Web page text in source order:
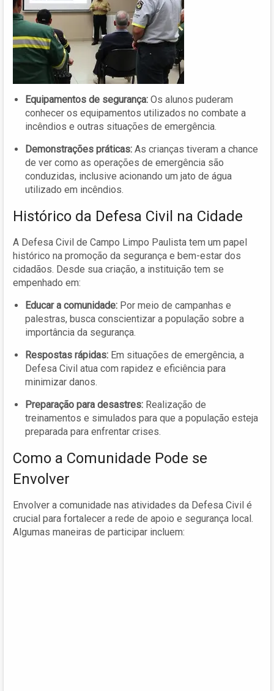
Equipamentos de segurança: Os alunos puderam
conhecer os equipamentos utilizados no combate a
incêndios e outras situações de emergência.
Demonstrações práticas: As crianças tiveram a chance
de ver como as operações de emergência são
conduzidas, inclusive acionando um jato de água
utilizado em incêndios.
Histórico da Defesa Civil na Cidade
A Defesa Civil de Campo Limpo Paulista tem um papel
histórico na promoção da segurança e bem-estar dos
cidadãos. Desde sua criação, a instituição tem se
empenhado em:
Educar a comunidade: Por meio de campanhas e
palestras, busca conscientizar a população sobre a
importância da segurança.
Respostas rápidas: Em situações de emergência, a
Defesa Civil atua com rapidez e eficiência para
minimizar danos.
Preparação para desastres: Realização de
treinamentos e simulados para que a população esteja
preparada para enfrentar crises.
Como a Comunidade Pode se
Envolver
Envolver a comunidade nas atividades da Defesa Civil é
crucial para fortalecer a rede de apoio e segurança local.
Algumas maneiras de participar incluem: